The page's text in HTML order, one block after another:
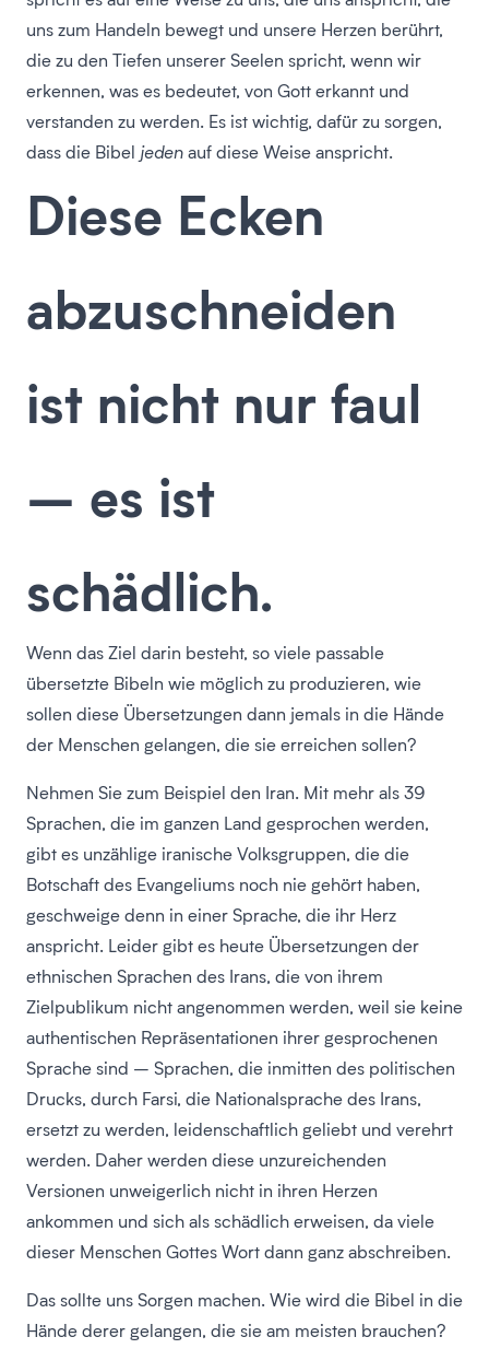
uns zum Handeln bewegt und unsere Herzen berührt,
die zu den Tiefen unserer Seelen spricht, wenn wir
erkennen, was es bedeutet, von Gott erkannt und
verstanden zu werden. Es ist wichtig, dafür zu sorgen,
dass die Bibel jedenauf diese Weise anspricht.
Diese Ecken
abzuschneiden
ist nicht nur faul
– es ist
schädlich.
Wenn das Ziel darin besteht, so viele passable
übersetzte Bibeln wie möglich zu produzieren, wie
sollen diese Übersetzungen dann jemals in die Hände
der Menschen gelangen, die sie erreichen sollen?
Nehmen Sie zum Beispiel den Iran. Mit mehr als 39
Sprachen, die im ganzen Land gesprochen werden,
gibt es unzählige iranische Volksgruppen, die die
Botschaft des Evangeliums noch nie gehört haben,
geschweige denn in einer Sprache, die ihr Herz
anspricht. Leider gibt es heute Übersetzungen der
ethnischen Sprachen des Irans, die von ihrem
Zielpublikum nicht angenommen werden, weil sie keine
authentischen Repräsentationen ihrer gesprochenen
Sprache sind – Sprachen, die inmitten des politischen
Drucks, durch Farsi, die Nationalsprache des Irans,
ersetzt zu werden, leidenschaftlich geliebt und verehrt
werden. Daher werden diese unzureichenden
Versionen unweigerlich nicht in ihren Herzen
ankommen und sich als schädlich erweisen, da viele
dieser Menschen Gottes Wort dann ganz abschreiben.
Das sollte uns Sorgen machen. Wie wird die Bibel in die
Hände derer gelangen, die sie am meisten brauchen?